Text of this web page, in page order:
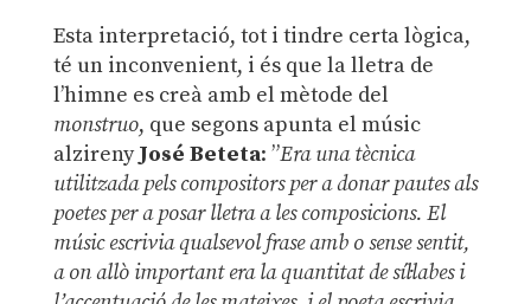
Esta interpretació, tot i tindre certa lògica,
té un inconvenient, i és que la lletra de
l’himne es creà amb el mètode del
monstruo, que segons apunta el músic
alzirenyJosé Beteta: ”Era una tècnica
utilitzada pels compositors per a donar pautes als
poetes per a posar lletra a les composicions. El
músic escrivia qualsevol frase amb o sense sentit,
a on allò important era la quantitat de síl·labes i